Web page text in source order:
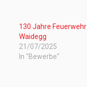
130 Jahre Feuerwehr
Waidegg
21/07/2025
In "Bewerbe"